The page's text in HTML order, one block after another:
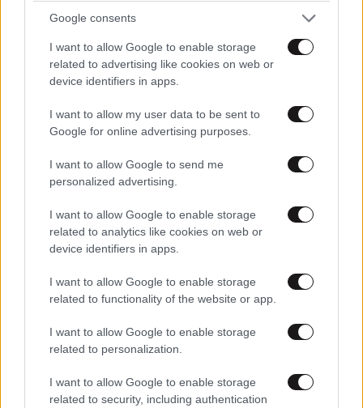
Google consents
I want to allow Google to enable storage
related to advertising like cookies on web or
device identifiers in apps.
I want to allow my user data to be sent to
Google for online advertising purposes.
I want to allow Google to send me
personalized advertising.
I want to allow Google to enable storage
related to analytics like cookies on web or
device identifiers in apps.
I want to allow Google to enable storage
related to functionality of the website or app.
I want to allow Google to enable storage
related to personalization.
I want to allow Google to enable storage
related to security, including authentication
Μια χαρα
Απαντήστε
Εινει το παιδι 04·02·2025 22:01
Μια χαρα
Αέρια μάζα.,.. 04·02·2025 19:13
ΠΕΡΙΣΣΟΤΕΡΑ ΣΧΟΛΙΑ